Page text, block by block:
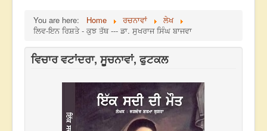
You are here: Home ਰਚਨਾਵਾਂ
ਲੇਖ
ਲਿਵ-ਇਨ ਰਿਸ਼ਤੇ - ਕੁਝ ਤੱਥ --- ਡਾ. ਸੁਖਰਾਜ ਸਿੰਘ ਬਾਜਵਾ
ਵਿਚਾਰ ਵਟਾਂਦਰਾ, ਸੂਚਨਾਵਾਂ, ਫੁਟਕਲ